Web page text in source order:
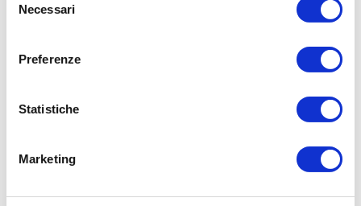
delNecessari
Preferenze
Statistiche
Marketing
REVOLUTION ACOUSTICS
Il "coltello svizzero" dei piccoli amplificatori
SCOPRI